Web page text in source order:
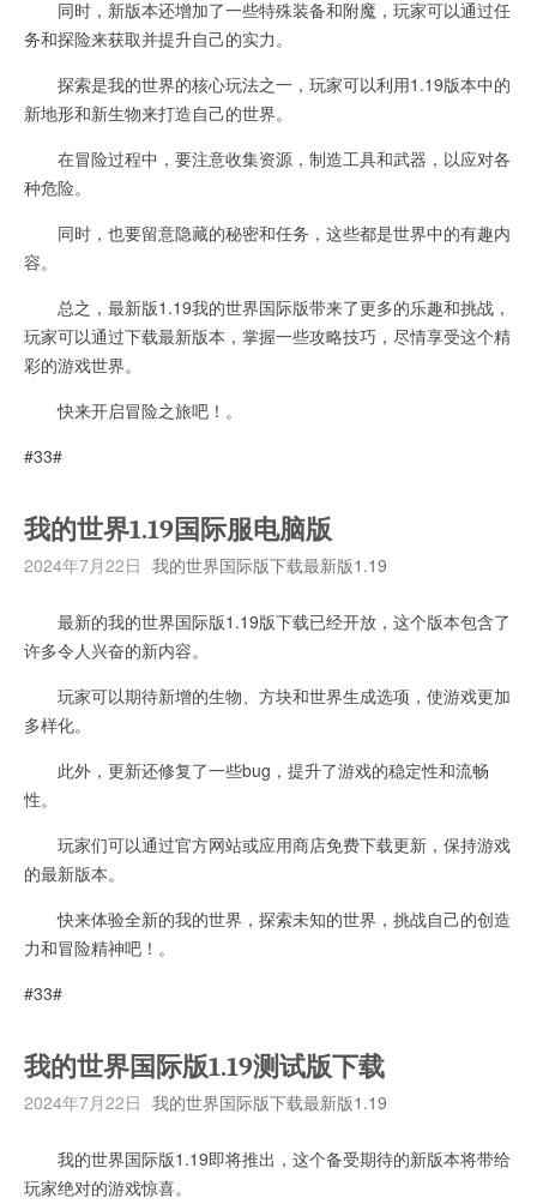
同时，新版本还增加了一些特殊装备和附魔，玩家可以通过任
务和探险来获取并提升自己的实力。
探索是我的世界的核心玩法之一，玩家可以利用1.19版本中的
新地形和新生物来打造自己的世界。
在冒险过程中，要注意收集资源，制造工具和武器，以应对各
种危险。
同时，也要留意隐藏的秘密和任务，这些都是世界中的有趣内
容。
总之，最新版1.19我的世界国际版带来了更多的乐趣和挑战，
玩家可以通过下载最新版本，掌握一些攻略技巧，尽情享受这个精
彩的游戏世界。
快来开启冒险之旅吧！。
#33#
我的世界1.19国际服电脑版
2024年7月22日 我的世界国际版下载最新版1.19
最新的我的世界国际版1.19版下载已经开放，这个版本包含了
许多令人兴奋的新内容。
玩家可以期待新增的生物、方块和世界生成选项，使游戏更加
多样化。
此外，更新还修复了一些bug，提升了游戏的稳定性和流畅
性。
玩家们可以通过官方网站或应用商店免费下载更新，保持游戏
的最新版本。
快来体验全新的我的世界，探索未知的世界，挑战自己的创造
力和冒险精神吧！。
#33#
我的世界国际版1.19测试版下载
2024年7月22日 我的世界国际版下载最新版1.19
我的世界国际版1.19即将推出，这个备受期待的新版本将带给
玩家绝对的游戏惊喜。